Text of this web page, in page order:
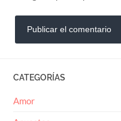
CATEGORÍAS
Amor